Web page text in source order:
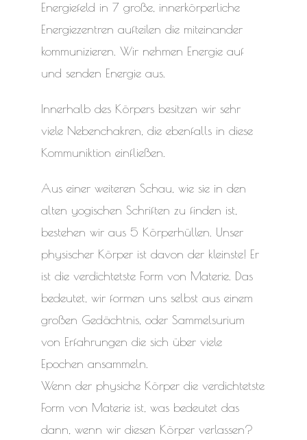
Energiefeld in 7 große, innerkörperliche
Energiezentren aufteilen die miteinander
kommunizieren. Wir nehmen Energie auf
und senden Energie aus.
Innerhalb des Körpers besitzen wir sehr
viele Nebenchakren, die ebenfalls in diese
Kommuniktion einfließen.
Aus einer weiteren Schau, wie sie in den
alten yogischen Schriften zu finden ist,
bestehen wir aus 5 Körperhüllen. Unser
physischer Körper ist davon der kleinste! Er
ist die verdichtetste Form von Materie. Das
bedeutet, wir formen uns selbst aus einem
großen Gedächtnis, oder Sammelsurium
von Erfahrungen die sich über viele
Epochen ansammeln.
Wenn der physiche Körper die verdichtetste
Form von Materie ist, was bedeutet das
dann, wenn wir diesen Körper verlassen?